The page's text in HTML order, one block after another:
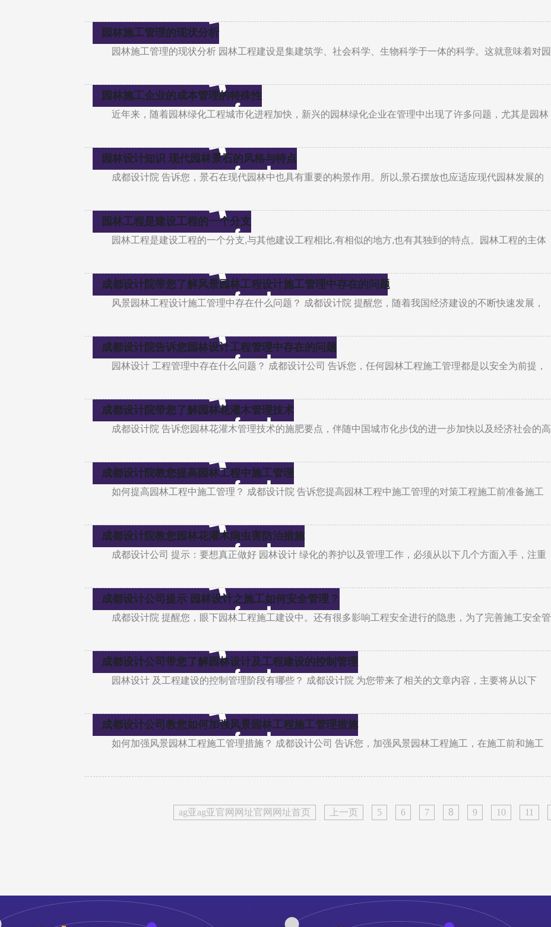
园林施工管理的现状分析
园林施工管理的现状分析 园林工程建设是集建筑学、社会科学、生物科学于一体的科学。这就意味着对园
园林施工企业的成本管理的特殊性
近年来，随着园林绿化工程城市化进程加快，新兴的园林绿化企业在管理中出现了许多问题，尤其是园林
园林设计知识 现代园林景石的风格与特点
成都设计院 告诉您，景石在现代园林中也具有重要的构景作用。所以,景石摆放也应适应现代园林发展的
园林工程是建设工程的一个分支
园林工程是建设工程的一个分支,与其他建设工程相比,有相似的地方,也有其独到的特点。园林工程的主体
成都设计院带您了解风景园林工程设计施工管理中存在的问题
风景园林工程设计施工管理中存在什么问题？ 成都设计院 提醒您，随着我国经济建设的不断快速发展，
成都设计院告诉您园林设计工程管理中存在的问题
园林设计 工程管理中存在什么问题？ 成都设计公司 告诉您，任何园林工程施工管理都是以安全为前提，
成都设计院带您了解园林花灌木管理技术
成都设计院 告诉您园林花灌木管理技术的施肥要点，伴随中国城市化步伐的进一步加快以及经济社会的高
成都设计院教您提高园林工程中施工管理
如何提高园林工程中施工管理？ 成都设计院 告诉您提高园林工程中施工管理的对策工程施工前准备施工
成都设计院教您园林花灌木病虫害防治措施
成都设计公司 提示：要想真正做好 园林设计 绿化的养护以及管理工作，必须从以下几个方面入手，注重
成都设计公司提示 园林设计之施工如何安全管理？
成都设计院 提醒您，眼下园林工程施工建设中。还有很多影响工程安全进行的隐患，为了完善施工安全管
成都设计公司带您了解园林设计及工程建设的控制管理
园林设计 及工程建设的控制管理阶段有哪些？ 成都设计院 为您带来了相关的文章内容，主要将从以下
成都设计公司教您如何加强风景园林工程施工管理措施
如何加强风景园林工程施工管理措施？ 成都设计公司 告诉您，加强风景园林工程施工，在施工前和施工
ag亚ag亚官网网址官网网址首页 上一页 5 6 7 8 9 10 11